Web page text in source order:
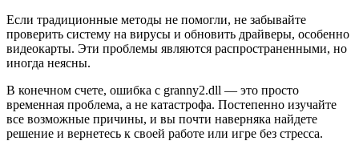
Если традиционные методы не помогли, не забывайте
проверить систему на вирусы и обновить драйверы, особенно
видеокарты. Эти проблемы являются распространенными, но
иногда неясны.
В конечном счете, ошибка с granny2.dll — это просто
временная проблема, а не катастрофа. Постепенно изучайте
все возможные причины, и вы почти наверняка найдете
решение и вернетесь к своей работе или игре без стресса.